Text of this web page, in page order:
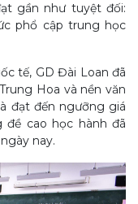
gần như tuyệt đối:
phổ cập trung học
tế, GD Đài Loan đã
Hoa và nền văn
đạt đến ngưỡng giá
cao học hành đã
nay.